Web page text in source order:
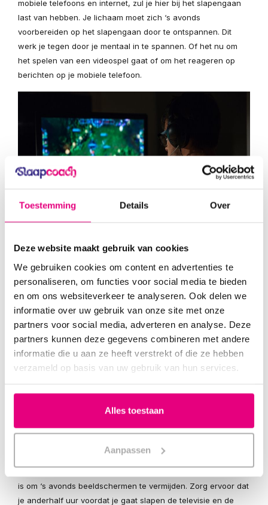
Toestemming Details Over
Deze website maakt gebruik van cookies
We gebruiken cookies om content en advertenties te
personaliseren, om functies voor social media te bieden
en om ons websiteverkeer te analyseren. Ook delen we
informatie over uw gebruik van onze site met onze
partners voor social media, adverteren en analyse. Deze
partners kunnen deze gegevens combineren met andere
informatie die u aan ze heeft verstrekt of die ze hebben
verzameld op basis van uw gebruik van hun services.
Alles toestaan
Aanpassen
mobiele telefoons en internet, zul je hier bij het slapengaan
last van hebben. Je lichaam moet zich ‘s avonds
voorbereiden op het slapengaan door te ontspannen. Dit
werk je tegen door je mentaal in te spannen. Of het nu om
het spelen van een videospel gaat of om het reageren op
berichten op je mobiele telefoon.
Hoe kun je beter slapen?
Gelukkig zijn deze negatieve effecten eenvoudig te
verhelpen. We zetten hieronder drie oplossingen voor je op
een rij.
Kom veel buiten voor melatonine-aanmaak
Hoe meer je overdag buiten bent, hoe beter je ‘s avonds
dieper slaapt.
Geen beeldschermen ‘s avonds
is om ‘s avonds beeldschermen te vermijden. Zorg ervoor dat
je anderhalf uur voordat je gaat slapen de televisie en de